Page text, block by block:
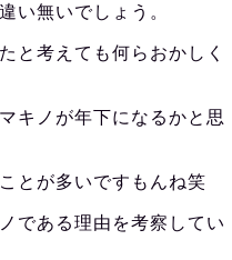
い無いでしょう。
と考えても何らおかしく
キノが年下になるかと思
とが多いですもんね笑
である理由を考察してい